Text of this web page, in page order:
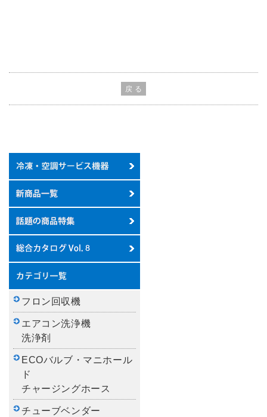
戻 る
フロン回収機
エアコン洗浄機
洗浄剤
ECOバルブ・マニホール
ド
チャージングホース
チューブベンダー